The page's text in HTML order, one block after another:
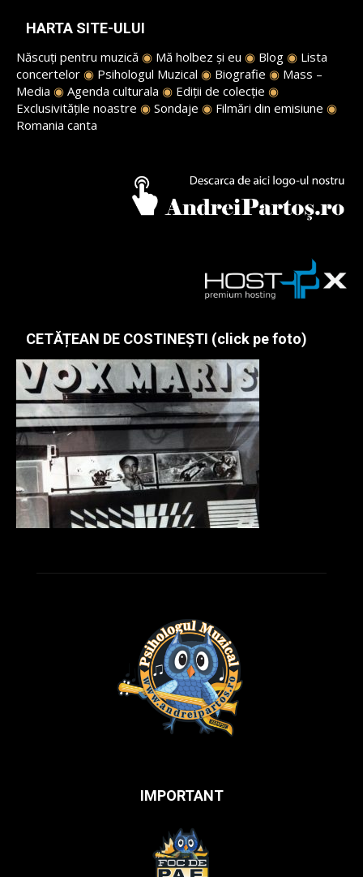
HARTA SITE-ULUI
Născuți pentru muzică ◉ Mă holbez și eu ◉ Blog ◉ Lista
concertelor ◉ Psihologul Muzical ◉ Biografie ◉ Mass –
Media ◉ Agenda culturala ◉ Ediții de colecție ◉
Exclusivitățile noastre ◉ Sondaje ◉ Filmări din emisiune ◉
Romania canta
CETĂȚEAN DE COSTINEȘTI (click pe foto)
IMPORTANT